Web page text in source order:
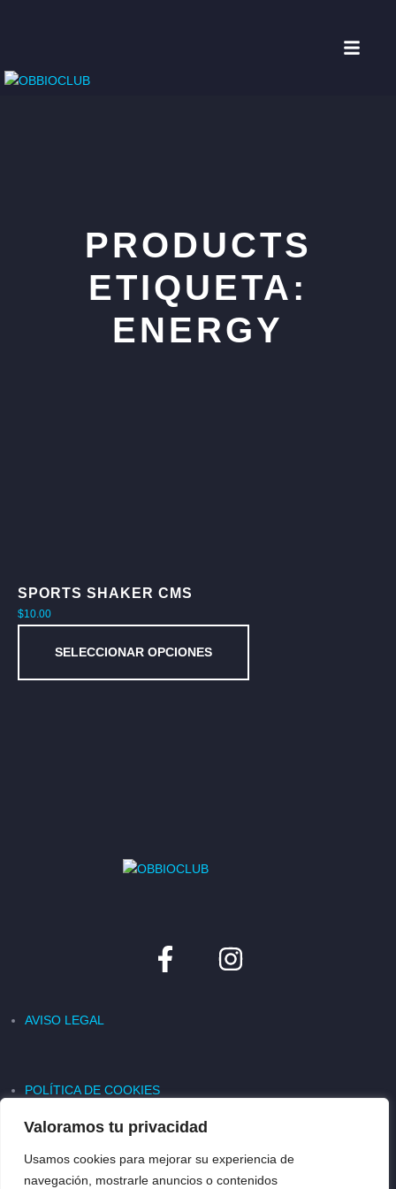
Valoramos tu privacidad
Usamos cookies para mejorar su experiencia de
navegación, mostrarle anuncios o contenidos
PRODUCTS
ETIQUETA:
ENERGY
SPORTS SHAKER CMS
$10.00
SELECCIONAR OPCIONES
AVISO LEGAL
POLÍTICA DE COOKIES
POLÍTICA DE PRIVACIDAD